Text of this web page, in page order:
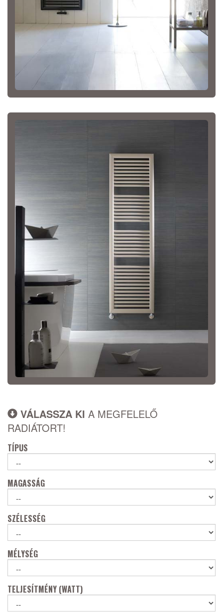
VÁLASSZA KI A MEGFELELŐ
RADIÁTORT!
TÍPUS
MAGASSÁG
SZÉLESSÉG
MÉLYSÉG
TELJESÍTMÉNY (WATT)